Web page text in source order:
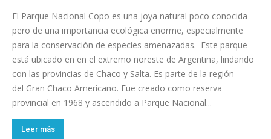
El Parque Nacional Copo es una joya natural poco conocida
pero de una importancia ecológica enorme, especialmente
para la conservación de especies amenazadas. Este parque
está ubicado en en el extremo noreste de Argentina, lindando
con las provincias de Chaco y Salta. Es parte de la región
del Gran Chaco Americano. Fue creado como reserva
provincial en 1968 y ascendido a Parque Nacional...
Leer más